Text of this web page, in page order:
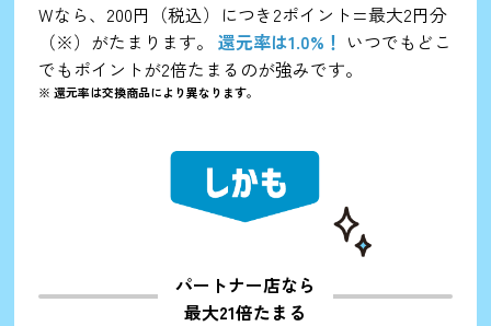
Wなら、200円（税込）につき2ポイント=最大2円分
（※）がたまります。 還元率は1.0%！ いつでもどこ
でもポイントが2倍たまるのが強みです。
※ 還元率は交換商品により異なります。
パートナー店なら
最大21倍たまる